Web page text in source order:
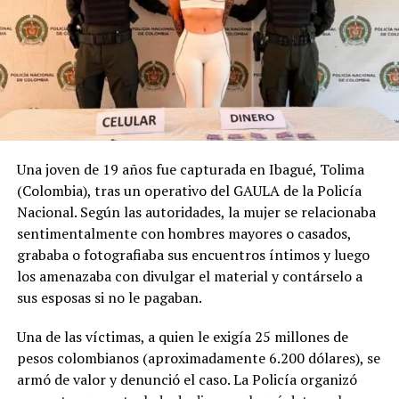
13 diciembre, 2025
En «Jetset»
RELATED TOPICS:
ALMACENAMIENTO GUBERNAMENTAL
BENGALA OCCIDENTAL
CALCUTA
CAMPEÓN DEL MUNDO
COPA DEL MUNDO
ESCULTURA DE 21 METROS
ESTATUA DE MESSI
INTER MIAMI
LIONEL MESSI
MONUMENTOS PÚBLICOS
NUEVA UBICACIÓN
RETIRO DE ESTATUA
SEGURIDAD ESTRUCTURAL
SHARADWAT MUKHERJEE
TRASLADO EN CAMIÓN
VECINOS DE CALCUTA
Irán suspende las negociaciones con EE.UU., afirma
medio iraní
DON'T MISS
Presidente de Chile propone aumentar penas contra el
crimen organizado
Una joven de 19 años fue capturada en Ibagué, Tolima
(Colombia), tras un operativo del GAULA de la Policía
Nacional. Según las autoridades, la mujer se relacionaba
sentimentalmente con hombres mayores o casados,
grababa o fotografiaba sus encuentros íntimos y luego
los amenazaba con divulgar el material y contárselo a
sus esposas si no le pagaban.
Una de las víctimas, a quien le exigía 25 millones de
pesos colombianos (aproximadamente 6.200 dólares), se
armó de valor y denunció el caso. La Policía organizó